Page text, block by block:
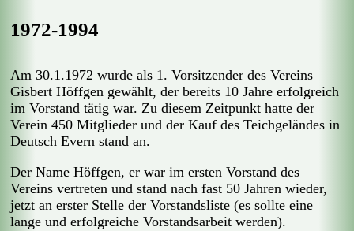
1972-1994
Am 30.1.1972 wurde als 1. Vorsitzender des Vereins
Gisbert Höffgen gewählt, der bereits 10 Jahre erfolgreich
im Vorstand tätig war. Zu diesem Zeitpunkt hatte der
Verein 450 Mitglieder und der Kauf des Teichgeländes in
Deutsch Evern stand an.
Der Name Höffgen, er war im ersten Vorstand des
Vereins vertreten und stand nach fast 50 Jahren wieder,
jetzt an erster Stelle der Vorstandsliste (es sollte eine
lange und erfolgreiche Vorstandsarbeit werden).